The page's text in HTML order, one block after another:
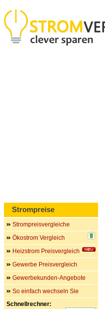
Strompreise
Strompreisvergleiche
Ökostrom Vergleich
Heizstrom Preisvergleich
Gewerbe Preisvergleich
Gewerbekunden-Angebote
So einfach wechseln Sie
Schnellrechner: